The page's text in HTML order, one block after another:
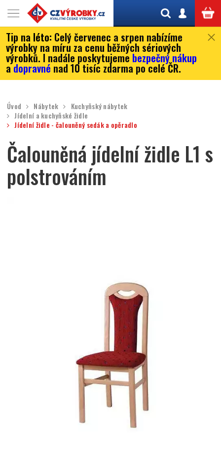
Tip na léto: Celý červenec a srpen nabízíme
výrobky na míru za cenu běžných sériových
výrobků. I nadále poskytujeme bezpečný nákup
adopravné nad 10 tisíc zdarma po celé ČR.
Úvod Nábytek
Kuchyňský nábytek
Jídelní a kuchyňské židle
Jídelní židle - čalouněný sedák a opěradlo
Čalouněná jídelní židle L1 s
polstrováním